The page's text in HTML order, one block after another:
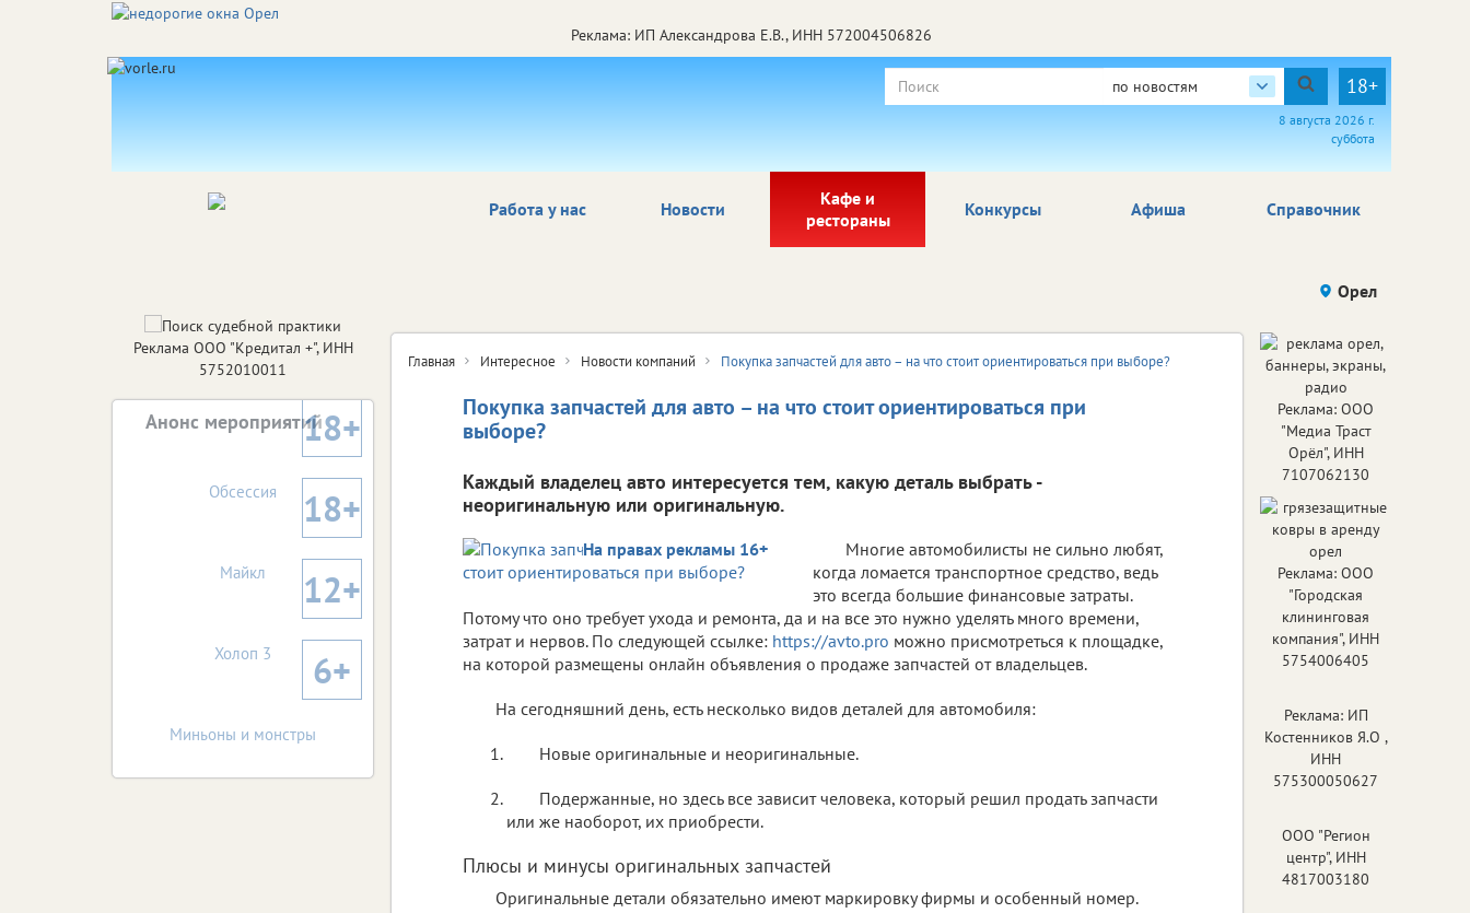
Реклама: ИП Александрова Е.В., ИНН 572004506826
по новостям 18+
8 августа 2026 г.
суббота
Работа у нас Новости
Кафе и
рестораны
Афиша Справочник
Конкурсы
Орел
Главная Интересное Новости компаний Покупка запчастей для авто – на что стоит ориентироваться при выборе?
Покупка запчастей для авто – на что стоит ориентироваться при
выборе?
Каждый владелец авто интересуется тем, какую деталь выбрать -
неоригинальную или оригинальную.
На правах рекламы 16+
Многие автомобилисты не сильно любят,
когда ломается транспортное средство, ведь
это всегда большие финансовые затраты.
Потому что оно требует ухода и ремонта, да и на все это нужно уделять много времени,
затрат и нервов. По следующей ссылке: https://avto.pro можно присмотреться к площадке,
на которой размещены онлайн объявления о продаже запчастей от владельцев.
На сегодняшний день, есть несколько видов деталей для автомобиля:
Новые оригинальные и неоригинальные.
Подержанные, но здесь все зависит человека, который решил продать запчасти
или же наоборот, их приобрести.
Плюсы и минусы оригинальных запчастей
Оригинальные детали обязательно имеют маркировку фирмы и особенный номер.
Реклама ООО "Кредитал +", ИНН
5752010011
Анонс мероприятий18+
Обсессия 18+
Майкл 12+
Холоп 3 6+
Миньоны и монстры
Реклама: ООО
"Медиа Траст
Орёл", ИНН
7107062130
Реклама: ООО
"Городская
клининговая
компания", ИНН
5754006405
Реклама: ИП
Костенников Я.О ,
ИНН
575300050627
ООО "Регион
центр", ИНН
4817003180